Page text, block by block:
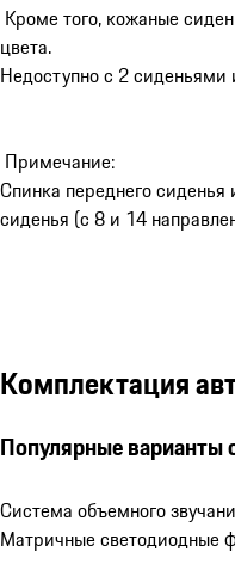
Кроме того, кожаные
цвета.
Недоступно с 2
Примечание:
Спинка переднего сиденья
сиденья (с 8 и 14
Комплектация
Популярные варианты
Система объемного
Матричные светодиодные